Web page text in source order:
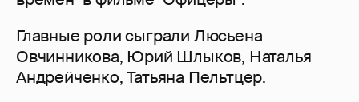
Главные роли сыграли Люсьена
Овчинникова, Юрий Шлыков, Наталья
Андрейченко, Татьяна Пельтцер.